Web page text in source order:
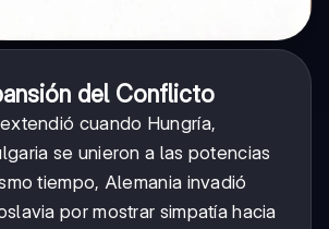
del Conflicto
cuando Hungría,
se unieron a las potencias
tiempo, Alemania invadió
por mostrar simpatía hacia